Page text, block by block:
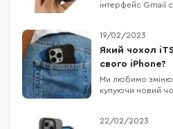
від MediaTek
інтерфейс Gmail
тестує процесори
Офіційні
отримають відмітку
19/02/2023
Який чохол
свого iPhone?
Ми любимо
купуючи новий
неймовірно
22/02/2023